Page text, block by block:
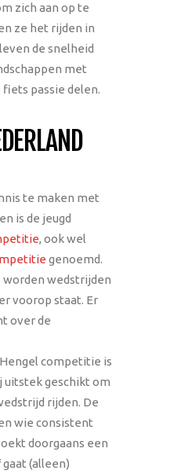
zich aan op te
ze het rijden in
de snelheid
met
passie delen.
te maken met
is de jeugd
, ook wel
genoemd.
worden wedstrijden
voorop staat. Er
over de
Hengel competitie is
uitstek geschikt om
rijden. De
wie consistent
doorgaans een
(alleen)